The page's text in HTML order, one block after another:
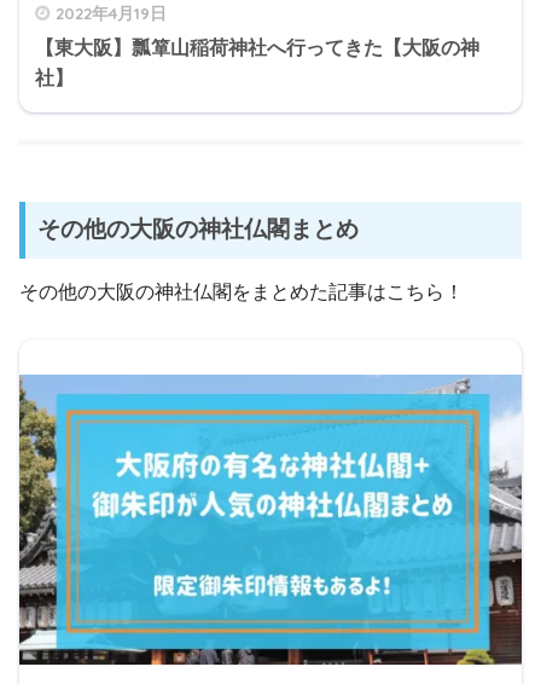
2022年4月19日
【東大阪】瓢箪山稲荷神社へ行ってきた【大阪の神
社】
その他の大阪の神社仏閣まとめ
その他の大阪の神社仏閣をまとめた記事はこちら！